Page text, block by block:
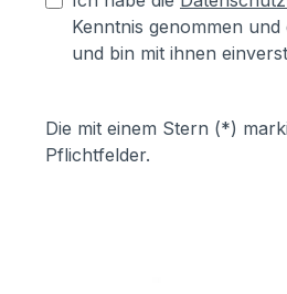
sendzimirverzinktem
dem Pulverbeschichten
Aluminium- und
eloxierte Oberflächen, eine
lösungsmittelfreie
auch
Kenntnis genommen und
und bin mit ihnen
Die mit einem Stern (*)
Pflichtfelder.